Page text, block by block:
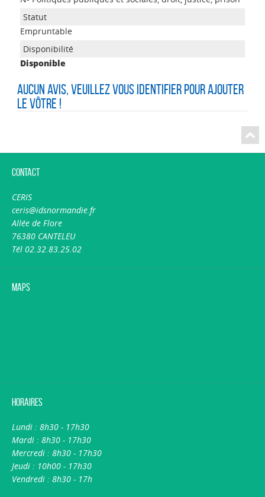
Empruntable
Disponible
Aucun avis, veuillez vous identifier pour ajouter
le vôtre !
Contact
CERIS
ceris@idsnormandie.fr
Allée de Flore
76380 CANTELEU
Tél 02.32.83.25.02
Maps
Horaires
Lundi : 8h30 - 17h30
Mardi : 8h30 - 17h30
Mercredi : 8h30 - 17h30
Jeudi : 10h00 - 17h30
Vendredi : 8h30 - 17h